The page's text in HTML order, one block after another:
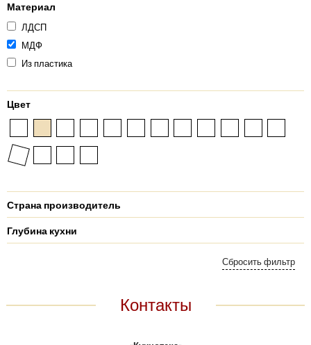
Материал
ЛДСП
МДФ
Из пластика
Цвет
Страна производитель
Глубина кухни
Контакты